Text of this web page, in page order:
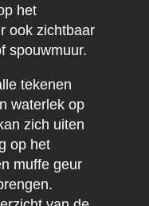
het
ook zichtbaar
spouwmuur.
tekenen
waterlek op
zich uiten
op het
muffe geur